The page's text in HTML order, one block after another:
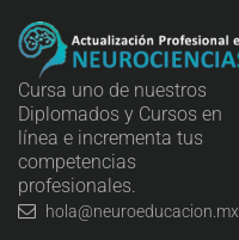
Cursa uno de nuestros
Diplomados y Cursos en
línea e incrementa tus
competencias
profesionales.
hola@neuroeducacion.mx